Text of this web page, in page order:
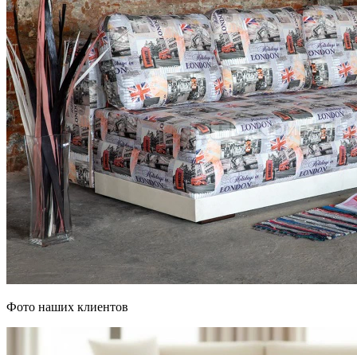
Фото наших клиентов